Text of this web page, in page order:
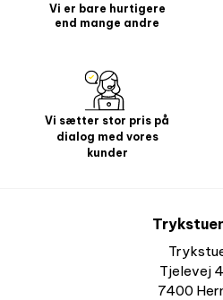
Vi er bare hurtigere
end mange andre
Vi sætter stor pris på
dialog med vores
kunder
Tjelevej
7400